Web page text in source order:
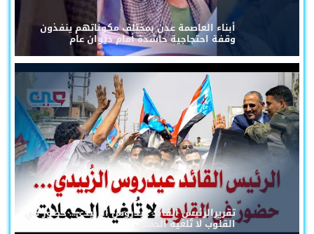
أبناء العاصمة عدن بمختلف مكوناتهم ينفذون
وقفة احتجاجية حاشدة أمام ديوان عام
تقريرالرئيس القائد عيدروس الزُبيدي... حضورٌ في
القلوب لا تُلغيه الحملات